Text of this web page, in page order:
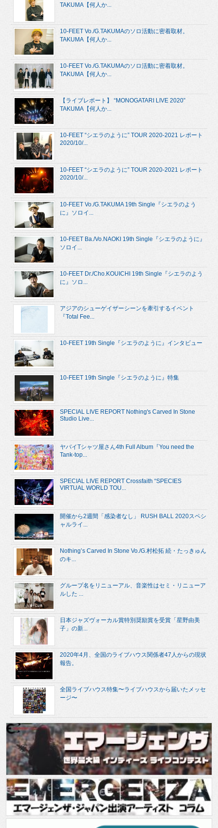
TAKUMA【何人か...
10-FEET Vo./G.TAKUMAのソロ活動に密着取材。
TAKUMA【何人か...
10-FEET Vo./G.TAKUMAのソロ活動に密着取材。
TAKUMA【何人か...
【ライブレポート】 “MONOGATARI LIVE 2020”
TAKUMA【何人か...
10-FEET “シエラのように” TOUR 2020-2021 レポート
2020/10/...
10-FEET “シエラのように” TOUR 2020-2021 レポート
2020/10/...
10-FEET Vo./G.TAKUMA 19th Single『シエラのよう
に』ソロイ...
10-FEET Ba./Vo.NAOKI 19th Single『シエラのように』
ソロイ...
10-FEET Dr./Cho.KOUICHI 19th Single『シエラのよう
に』ソロ...
アジアのシューゲイザーシーンを牽引するイベント
『Total Fee...
10-FEET 19th Single『シエラのように』インタビュー
10-FEET 19th Single『シエラのように』特集
SPECIAL LIVE REPORT Nothing's Carved In Stone
Studio Live...
ヤバイTシャツ屋さん4th Full Album『You need the
Tank-top...
SPECIAL LIVE REPORT Crossfaith “SPECIES
VIRTUAL WORLD TOU...
開催から2週間「感染者なし」 RUSH BALL 2020スペシ
ャルライ...
Nothing’s Carved In Stone Vo./G.村松拓 続・たっきゅん
のキ...
グループ名をリニューアル、音楽性はセミ・リニューア
ルした ...
日本ジャズヴォーカル賞特別奨励賞を受賞「星野由美
子」の新...
2020年4月、全国のライブハウス関係者47人からの現状
報告。
全国ライブハウス特集〜ライブハウスから届いたメッセ
ージ〜